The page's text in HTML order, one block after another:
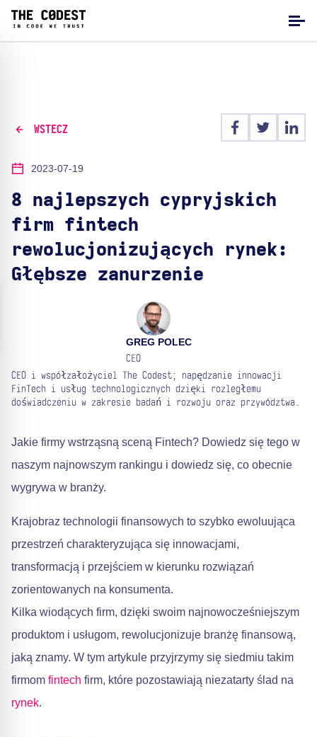
WSTECZ
2023-07-19
8 najlepszych cypryjskich
firm fintech
rewolucjonizujących rynek:
Głębsze zanurzenie
GREG POLEC
CEO
CEO i współzałożyciel The Codest; napędzanie innowacji
FinTech i usług technologicznych dzięki rozległemu
doświadczeniu w zakresie badań i rozwoju oraz przywództwa.
Jakie firmy wstrząsną sceną Fintech? Dowiedz się tego w
naszym najnowszym rankingu i dowiedz się, co obecnie
wygrywa w branży.
Krajobraz technologii finansowych to szybko ewoluująca
przestrzeń charakteryzująca się innowacjami,
transformacją i przejściem w kierunku rozwiązań
zorientowanych na konsumenta.
Kilka wiodących firm, dzięki swoim najnowocześniejszym
produktom i usługom, rewolucjonizuje branżę finansową,
jaką znamy. W tym artykule przyjrzymy się siedmiu takim
firmom fintech firm, które pozostawiają niezatarty ślad na
rynek.